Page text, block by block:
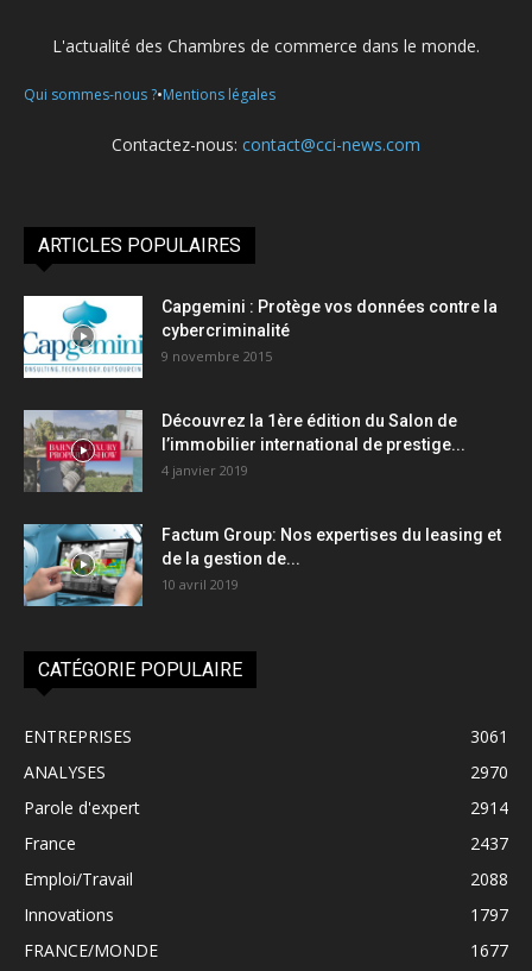
L'actualité des Chambres de commerce dans le monde.
Qui sommes-nous ?•Mentions légales
Contactez-nous: contact@cci-news.com
ARTICLES POPULAIRES
Capgemini : Protège vos données contre la
cybercriminalité
9 novembre 2015
Découvrez la 1ère édition du Salon de
l’immobilier international de prestige...
4 janvier 2019
Factum Group: Nos expertises du leasing et
de la gestion de...
10 avril 2019
CATÉGORIE POPULAIRE
ENTREPRISES
3061
ANALYSES
2970
Parole d'expert
2914
France
2437
Emploi/Travail
2088
Innovations
1797
FRANCE/MONDE
1677